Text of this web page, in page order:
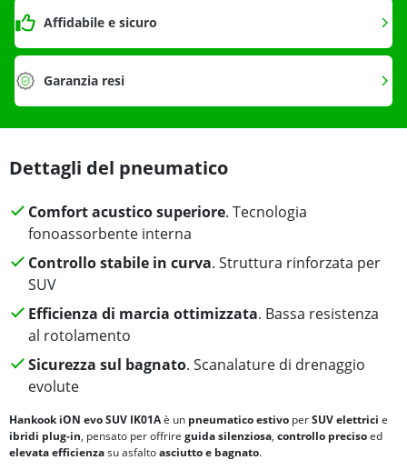
Affidabile e sicuro
Garanzia resi
Dettagli del pneumatico
Comfort acustico superiore. Tecnologia
fonoassorbente interna
Controllo stabile in curva. Struttura rinforzata per
SUV
Efficienza di marcia ottimizzata. Bassa resistenza
al rotolamento
Sicurezza sul bagnato. Scanalature di drenaggio
evolute
Hankook iON evo SUV IK01Aè un pneumatico estivo perSUV elettrici e
ibridi plug-in, pensato per offrire guida silenziosa, controllo precisoed
elevata efficienzasu asfaltoasciutto e bagnato.